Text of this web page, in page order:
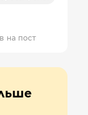
на пост